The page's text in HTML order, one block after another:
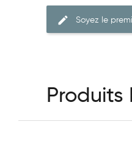
Soyez le
Produits